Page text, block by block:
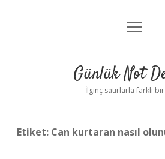
Anasayfa
Yasal Uyarı
menüyü
Günlük Not
İlginç satırlarla farklı
Etiket: Can kurtaran nasıl